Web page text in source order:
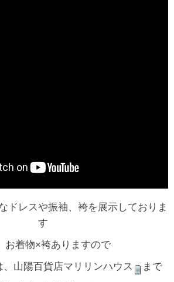
ドレスや振袖、袴を展示しておりま
す
お着物×袴ありますので
山陽百貨店マリリンハウス
まで